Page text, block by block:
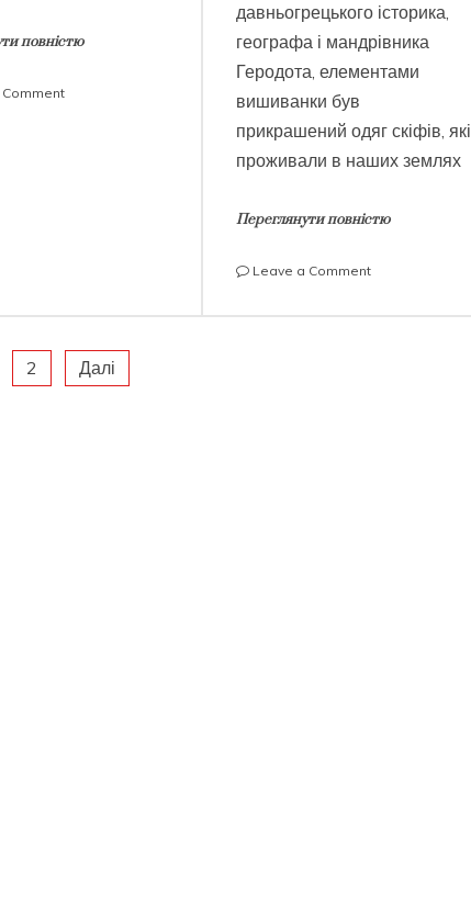
повністю
on
давньогрецького історика,
географа і мандрівника
Геродота, елементами
вишиванки був
прикрашений одяг скіфів, які
проживали в наших землях
Переглянути повністю
Leave a Commenton
вишиванки
2 Далі